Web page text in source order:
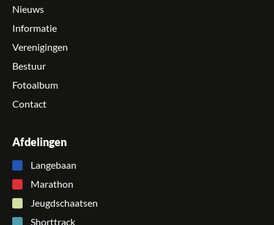
Nieuws
Informatie
Verenigingen
Bestuur
Fotoalbum
Contact
Afdelingen
Langebaan
Marathon
Jeugdschaatsen
Shorttrack